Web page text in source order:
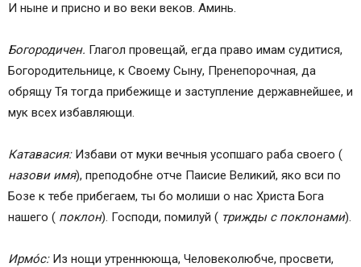
И ныне и присно и во веки веков. Аминь.
Богородичен. Глагол провещай, егда право имам судитися,
Богородительнице, к Своему Сыну, Пренепорочная, да
обрящу Тя тогда прибежище и заступление державнейшее, и
мук всех избавляющи.
Катавасия:Избави от муки вечныя усопшаго раба своего (
назови имя), преподобне отче Паисие Великий, яко вси по
Бозе к тебе прибегаем, ты бо молиши о нас Христа Бога
нашего ( поклон). Господи, помилуй ( трижды с поклонами).
Ирмо́с:Из нощи утреннююща, Человеколюбче, просвети,